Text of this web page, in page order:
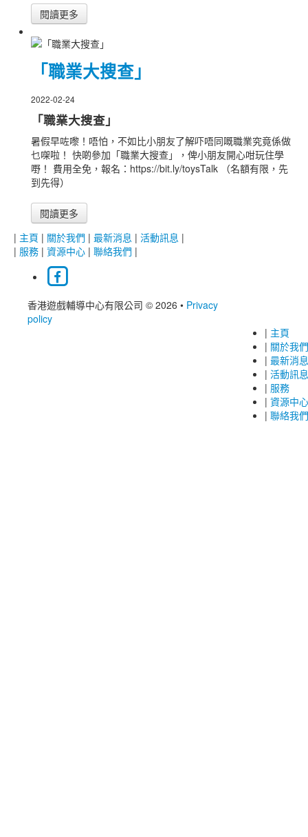
閱讀更多
「職業大搜查」
2022-02-24
「職業大搜查」
暑假早咗嚟！唔怕，不如比小朋友了解吓唔同嘅職業究竟係做
乜㗎啦！ 快啲參加「職業大搜查」，俾小朋友開心咁玩住學
嘢！ 費用全免，報名：https://bit.ly/toysTalk （名額有限，先
到先得）
閱讀更多
| 主頁 | 關於我們 | 最新消息 | 活動訊息 |
| 服務 | 資源中心 | 聯絡我們 |
香港遊戲輔導中心有限公司 © 2026 • Privacy
policy
| 主頁
| 關於我們
| 最新消息
| 活動訊息
| 服務
| 資源中心
| 聯絡我們